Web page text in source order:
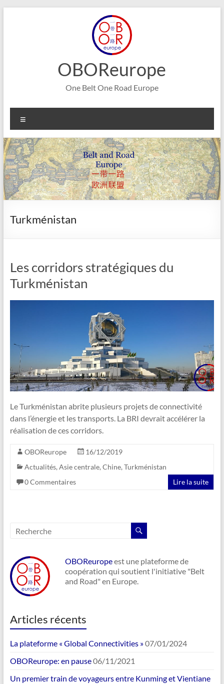
OBOReurope
One Belt One Road Europe
Turkménistan
Les corridors stratégiques du
Turkménistan
Le Turkménistan abrite plusieurs projets de connectivité
dans l’énergie et les transports. La BRI devrait accélérer la
réalisation de ces corridors.
OBOReurope
16/12/2019
Actualités,Asie centrale,Chine,Turkménistan
0 Commentaires
Lire la suite
OBOReuropeest une plateforme de
coopération qui soutient l'initiative "Belt
and Road" en Europe.
Articles récents
La plateforme « Global Connectivities »07/01/2024
OBOReurope: en pause06/11/2021
Un premier train de voyageurs entre Kunming et Vientiane